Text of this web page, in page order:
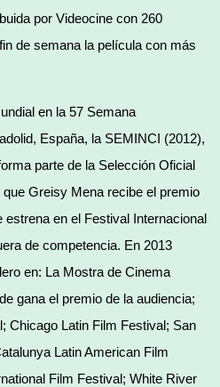
por Videocine con 260
de semana la película con más
en la 57 Semana
España, la SEMINCI (2012),
parte de la Selección Oficial
Greisy Mena recibe el premio
en el Festival Internacional
de competencia. En 2013
en: La Mostra de Cinema
gana el premio de la audiencia;
Chicago Latin Film Festival; San
Latin American Film
Film Festival; White River